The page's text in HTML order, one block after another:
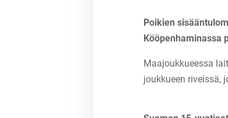
Poikien
Kööpenhaminassa
Maajoukkueessa
joukkueen riveissä,